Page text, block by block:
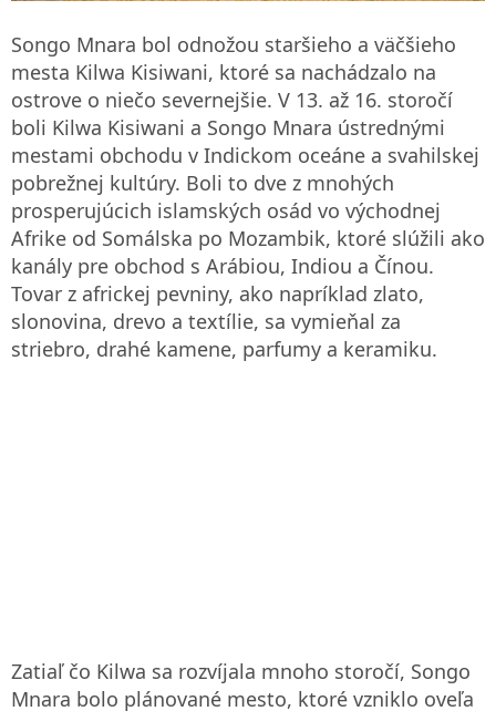
Songo Mnara bol odnožou staršieho a väčšieho
mesta Kilwa Kisiwani, ktoré sa nachádzalo na
ostrove o niečo severnejšie. V 13. až 16. storočí
boli Kilwa Kisiwani a Songo Mnara ústrednými
mestami obchodu v Indickom oceáne a svahilskej
pobrežnej kultúry. Boli to dve z mnohých
prosperujúcich islamských osád vo východnej
Afrike od Somálska po Mozambik, ktoré slúžili ako
kanály pre obchod s Arábiou, Indiou a Čínou.
Tovar z africkej pevniny, ako napríklad zlato,
slonovina, drevo a textílie, sa vymieňal za
striebro, drahé kamene, parfumy a keramiku.
Zatiaľ čo Kilwa sa rozvíjala mnoho storočí, Songo
Mnara bolo plánované mesto, ktoré vzniklo oveľa